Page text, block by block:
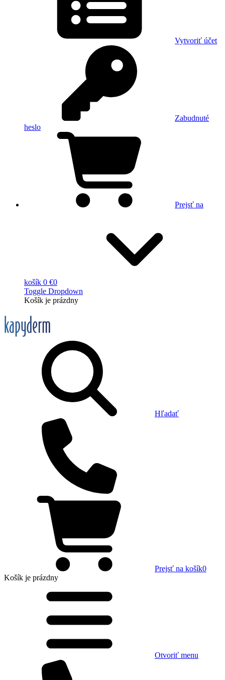
Vytvoriť účet
Zabudnuté
heslo
Prejsť na
košík 0 €0
Toggle Dropdown
Košík je prázdny
Hľadať
Prejsť na košík0
Košík je prázdny
Otvoriť menu